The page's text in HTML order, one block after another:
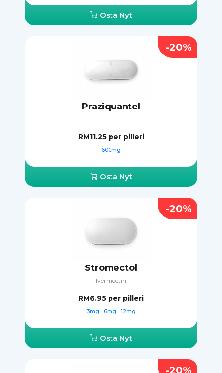
Osta Nyt
Praziquantel
RM11.25 per pilleri
600mg
Osta Nyt
-20%
Stromectol
Ivermectin
RM6.95 per pilleri
3mg 6mg 12mg
Osta Nyt
-20%
-20%